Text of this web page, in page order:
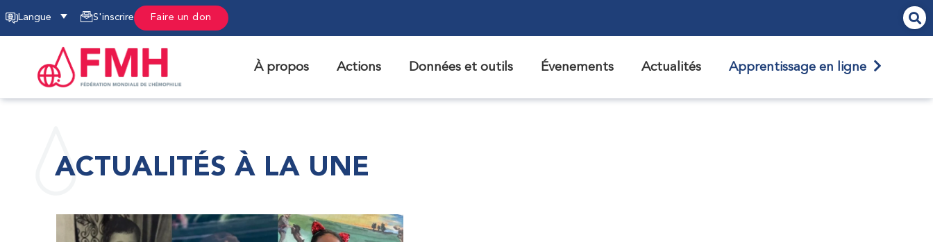
Langue S'inscrire Faire un don
À propos Actions Données et outils Évenements Actualités Apprentissage en ligne
ACTUALITÉS À LA UNE